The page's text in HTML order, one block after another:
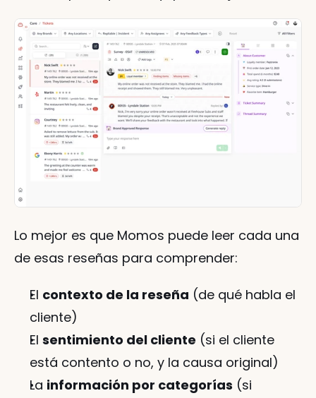
Lo mejor es que Momos puede leer cada una
de esas reseñas para comprender:
El contexto de la reseña (de qué habla el
cliente)
El sentimiento del cliente (si el cliente
está contento o no, y la causa original)
La información por categorías (si